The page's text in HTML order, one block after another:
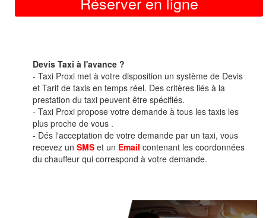
Devis Taxi à l'avance ?
- Taxi Proxi met à votre disposition un système de Devis
et Tarif de taxis en temps réel. Des critères liés à la
prestation du taxi peuvent être spécifiés.
- Taxi Proxi propose votre demande à tous les taxis les
plus proche de vous .
- Dés l'acceptation de votre demande par un taxi, vous
recevez un SMS et un Email contenant les coordonnées
du chauffeur qui correspond à votre demande.